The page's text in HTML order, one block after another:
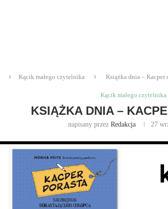
Kącik małego czytelnika Książka dnia – Kacper
Kącik małego czytelnika
KSIĄŻKA DNIA –
napisany przez Redakcja 27